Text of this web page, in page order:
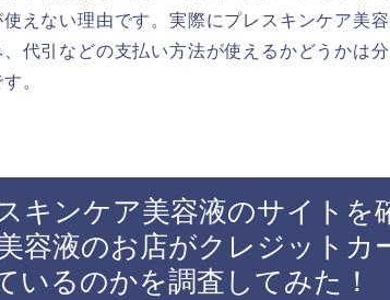
えない理由です。実際にプレスキンケア美
、代引などの支払い方法が使えるかどうかは
。
キンケア美容液のサイトを
容液のお店がクレジットカ
いるのかを調査してみた！